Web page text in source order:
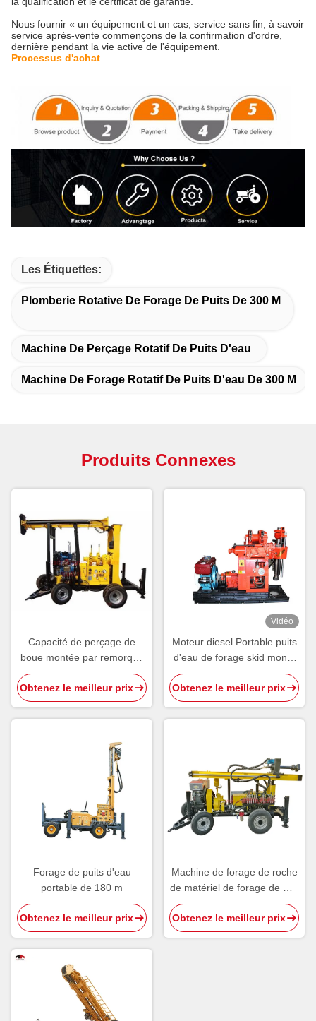
Nous fournir « un équipement et un cas, service sans fin, à savoir
service après-vente commençons de la confirmation d'ordre,
dernière pendant la vie active de l'équipement.
Processus d'achat
Les Étiquettes:
Plomberie Rotative De Forage De Puits De 300 M
Machine De Perçage Rotatif De Puits D'eau
Machine De Forage Rotatif De Puits D'eau De 300 M
Produits Connexes
Capacité de perçage de
boue montée par remorque
de la foreuse de puits d'eau
de rendement élevé 400m
Obtenez le meilleur prix
Vidéo
Moteur diesel Portable puits
d'eau de forage skid monté
rotatif 180m
Obtenez le meilleur prix
Forage de puits d'eau
portable de 180 m
Obtenez le meilleur prix
Machine de forage de roche
de matériel de forage de Dth
de 4 roues pour le puits
d'eau de 110m
Obtenez le meilleur prix